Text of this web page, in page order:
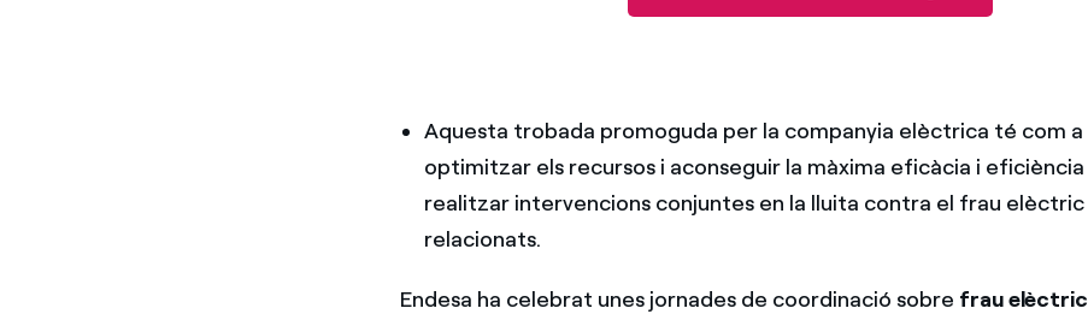
Aquesta trobada promoguda per la companyia elèctrica té com
optimitzar els recursos i aconseguir la màxima eficàcia i eficiència
realitzar intervencions conjuntes en la lluita contra el frau
relacionats.
Endesa ha celebrat unes jornades de coordinació sobre frau elèctric